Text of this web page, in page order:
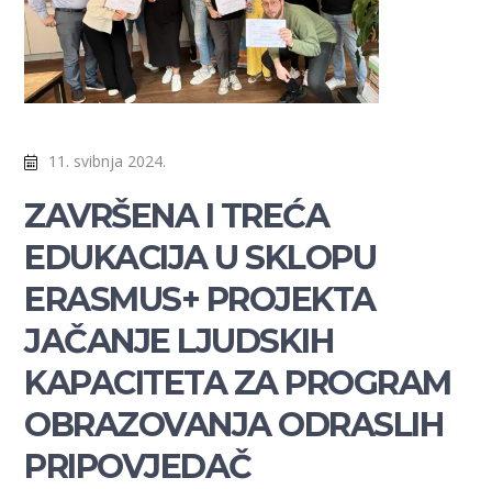
11. svibnja 2024.
ZAVRŠENA I TREĆA
EDUKACIJA U SKLOPU
ERASMUS+ PROJEKTA
JAČANJE LJUDSKIH
KAPACITETA ZA PROGRAM
OBRAZOVANJA ODRASLIH
PRIPOVJEDAČ